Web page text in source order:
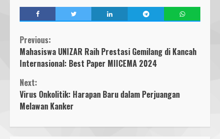
Continue
Reading
Previous:
Mahasiswa UNIZAR Raih Prestasi Gemilang di Kancah
Internasional: Best Paper MIICEMA 2024
Next:
Virus Onkolitik: Harapan Baru dalam Perjuangan
Melawan Kanker